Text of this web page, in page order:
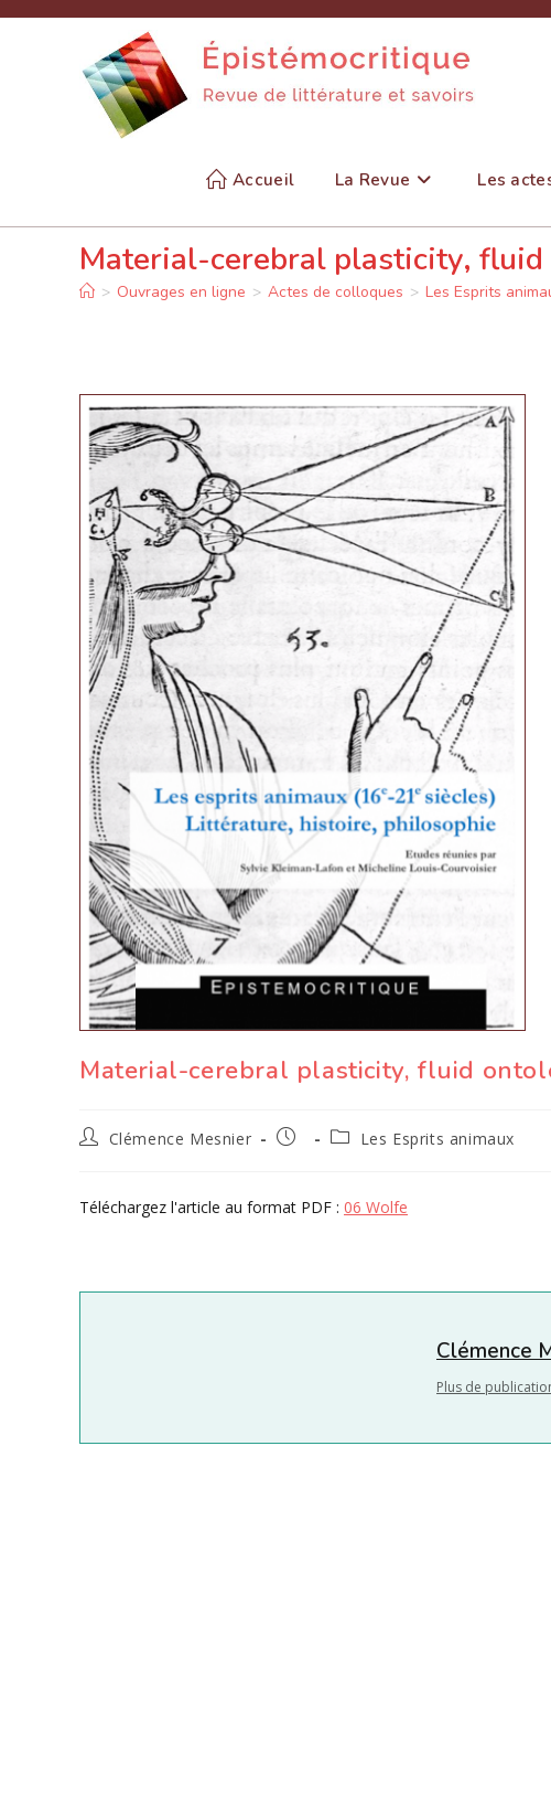
Accueil La Revue Les
Material-cerebral plasticity,
> Ouvrages en ligne > Actes de colloques > Les Esprits
Material-cerebral plasticity, fluid
Auteur/autrice
publication :
Clémence Mesnier
Publication
PostLes Esprits animaux
Téléchargez l'article au format PDF : 06 Wolfe
Clémence
Plus de